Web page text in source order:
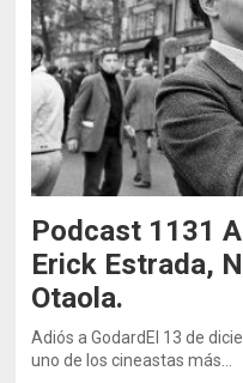
Podcast 1131
Erick Estrada,
Otaola.
Adiós a GodardEl 13 de
uno de los cineastas más…